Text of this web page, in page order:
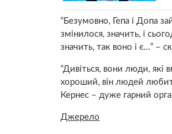
“Безумовно, Гепа і Допа
змінилося, значить, і
значить, так воно і є…” –
“Дивіться, вони люди, які
хороший, він людей
Кернес – дуже гарний
Джерело